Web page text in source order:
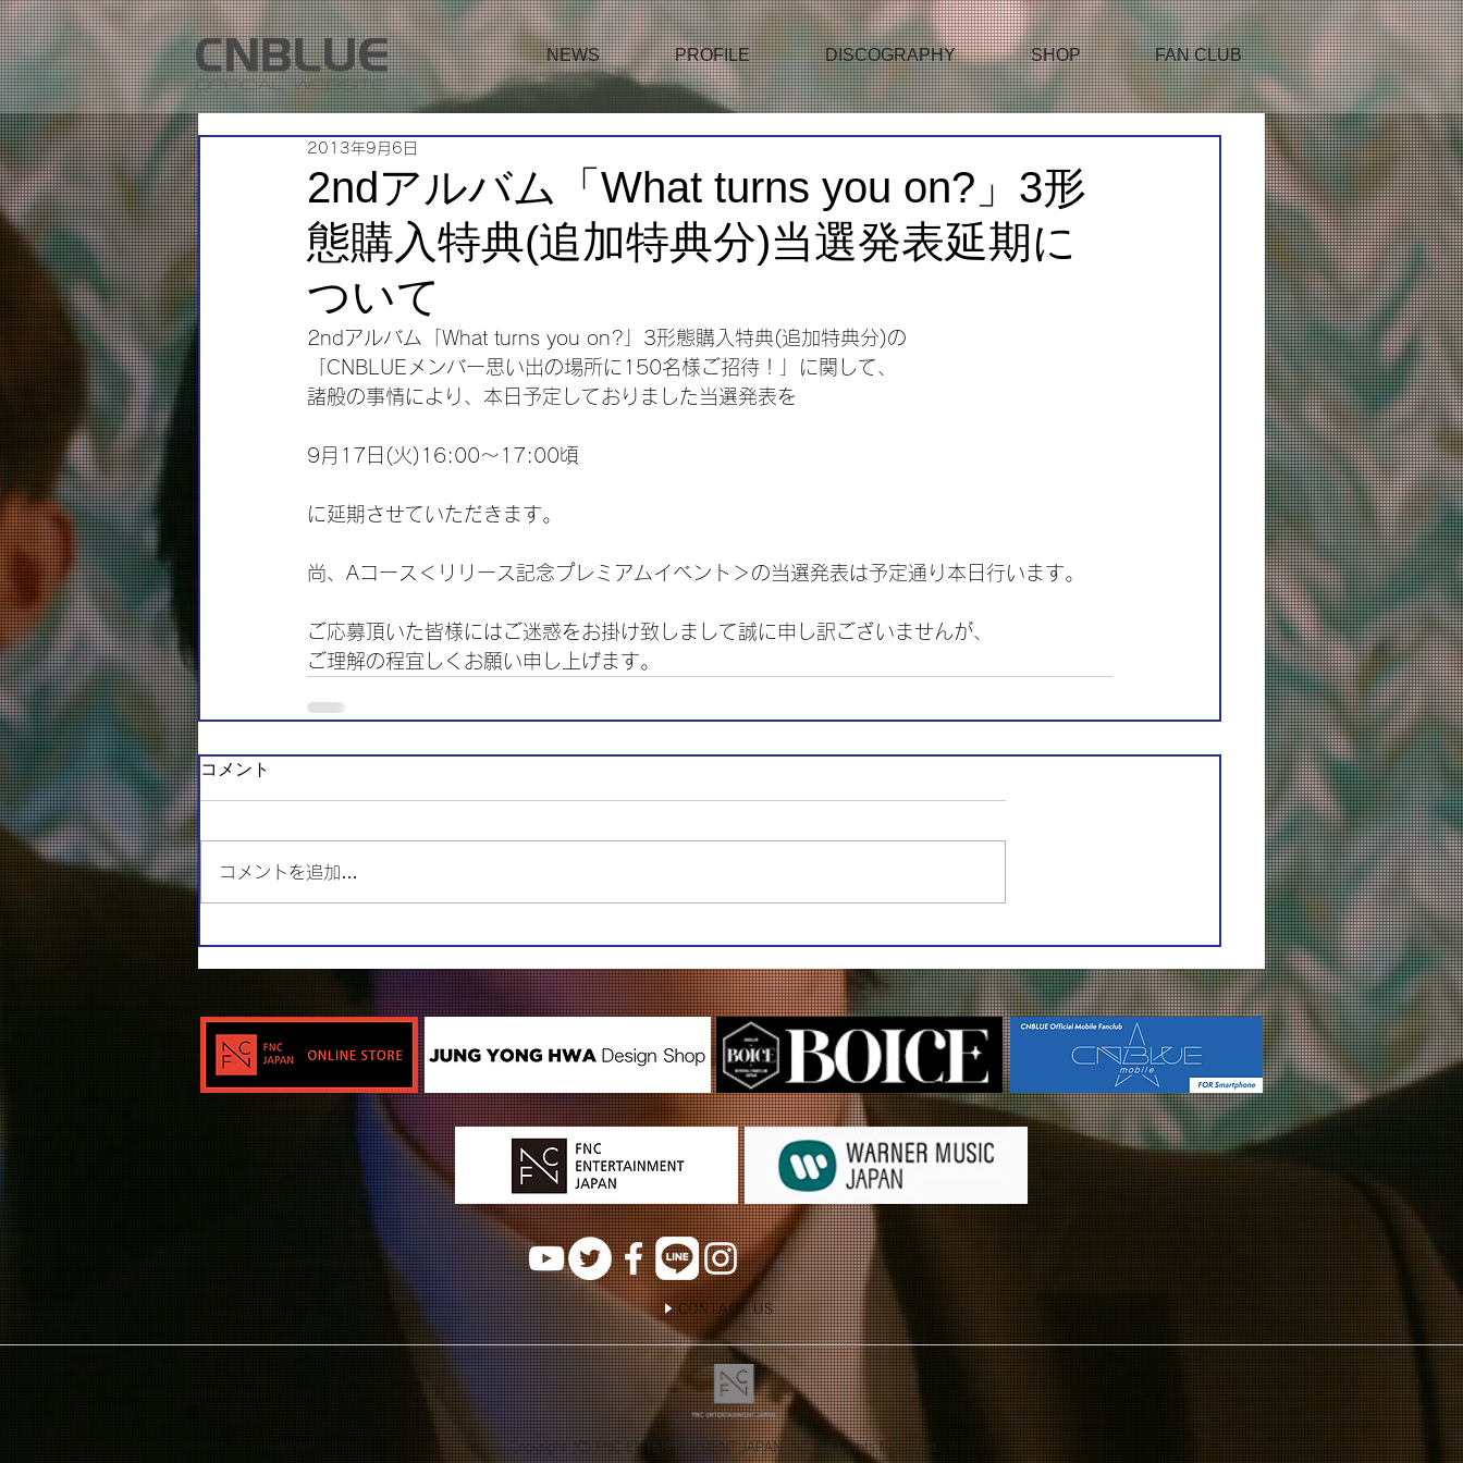
NEWS PROFILE DISCOGRAPHY SHOP FAN CLUB
2ndアルバム「What turns you on?」3形
態購入特典(追加特典分)当選発表延期に
ついて
2013年9月6日
2ndアルバム「What turns you on?」3形態購入特典(追加特典分)の
「CNBLUEメンバー思い出の場所に150名様ご招待！」に関して、
諸般の事情により、本日予定しておりました当選発表を
9月17日(火)16:00～17:00頃
に延期させていただきます。
尚、Aコース＜リリース記念プレミアムイベント＞の当選発表は予定通り本日行います。
ご応募頂いた皆様にはご迷惑をお掛け致しまして誠に申し訳ございませんが、
ご理解の程宜しくお願い申し上げます。
コメント
コメントを追加…
CONTACT US
Copyright (C) FNC ENTERTAINMENT JAPAN INC. All Rights Reserved.